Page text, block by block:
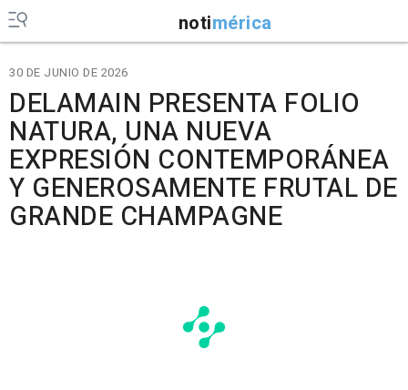
notimérica
30 DE JUNIO DE 2026
DELAMAIN PRESENTA FOLIO
NATURA, UNA NUEVA
EXPRESIÓN CONTEMPORÁNEA
Y GENEROSAMENTE FRUTAL DE
GRANDE CHAMPAGNE